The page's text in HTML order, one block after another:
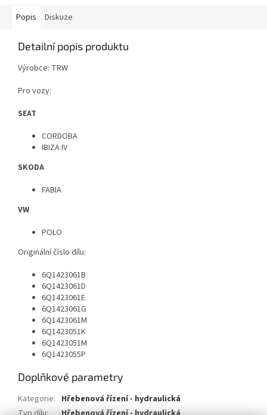
Popis Diskuze
Detailní popis produktu
Výrobce: TRW
Pro vozy:
SEAT
CORDOBA
IBIZA IV
SKODA
FABIA
VW
POLO
Originální číslo dílu:
6Q1423061B
6Q1423061D
6Q1423061E
6Q1423061G
6Q1423061M
6Q1423051K
6Q1423051M
6Q1423055P
Doplňkové parametry
Kategorie: Hřebenová řízení - hydraulická